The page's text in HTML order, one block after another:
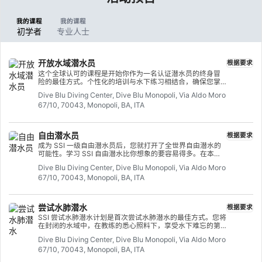
我的课程
初学者
我的课程
专业人士
开放水域潜水员
这个全球认可的课程是开始你作为一名认证潜水员的终身冒
险的最佳方式。个性化的培训与水下练习相结合，确保您掌
水员证书。
Dive Blu Diving Center, Dive Blu Monopoli, Via Aldo Moro
67/10, 70043, Monopoli, BA, ITA
根据要求
自由潜水员
成为 SSI 一级自由潜水员后，您就打开了全世界自由潜水的
可能性。学习 SSI 自由潜水比你想象的要容易得多。在本课
结合，帮助您在短时间内成为一名安全可靠的自由潜水员。
获得认证后，您就可以与同伴一起在开放水域进行自由潜
统。今天就开始在线学习！
Dive Blu Diving Center, Dive Blu Monopoli, Via Aldo Moro
67/10, 70043, Monopoli, BA, ITA
根据要求
尝试水肺潜水
SSI 尝试水肺潜水计划是首次尝试水肺潜水的最佳方式。您将
在封闭的水域中，在教练的悉心照料下，享受水下难忘的第
时，您将获得 SSI 尝试水肺潜水认可卡，并毫无疑问地想再
次潜水。 无尽的水肺潜水探险在等着您，而这个课程就是一
Dive Blu Diving Center, Dive Blu Monopoli, Via Aldo Moro
67/10, 70043, Monopoli, BA, ITA
根据要求